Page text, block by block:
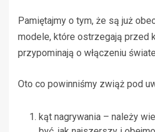
Pamiętajmy o tym, że są już
modele, które ostrzegają przed
przypominają o włączeniu
Oto co powinniśmy zwiąż pod
kąt nagrywania – należy